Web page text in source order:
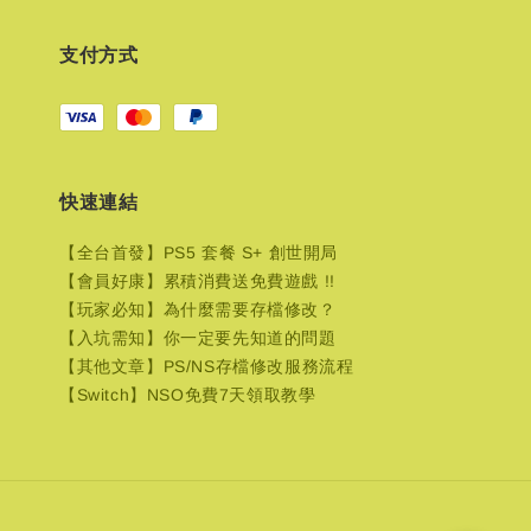
支付方式
快速連結
【全台首發】PS5 套餐 S+ 創世開局
【會員好康】累積消費送免費遊戲 !!
【玩家必知】為什麼需要存檔修改？
【入坑需知】你一定要先知道的問題
【其他文章】PS/NS存檔修改服務流程
【Switch】NSO免費7天領取教學